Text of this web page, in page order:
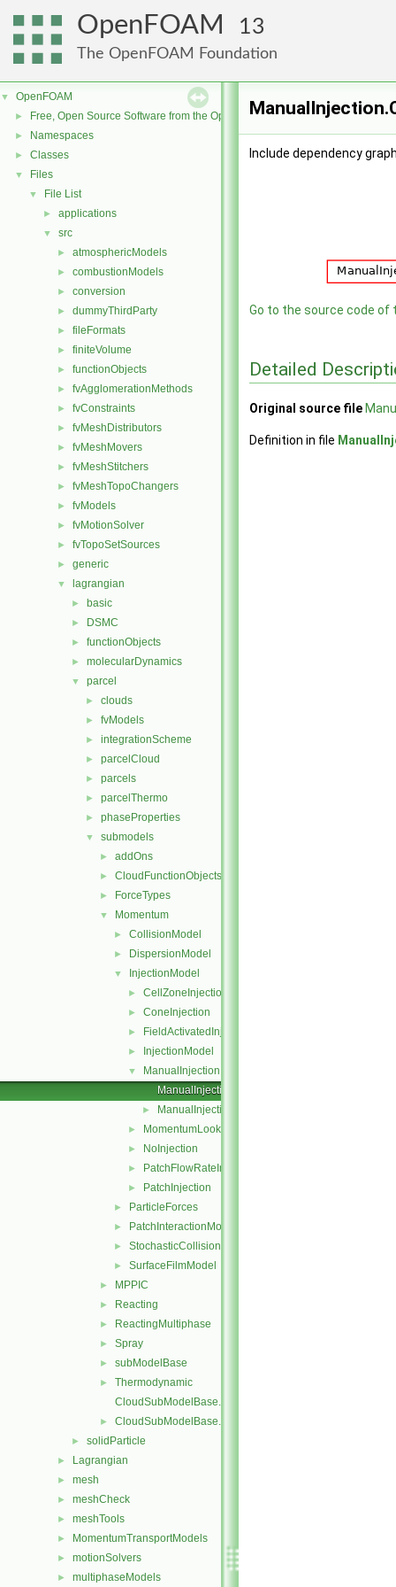
OpenFOAM 13
The OpenFOAM Foundation
▼ OpenFOAM
► Free, Open Source Software from the OpenFOAM Foundation
► Namespaces
► Classes
▼ Files
▼ File List
► applications
▼ src
► atmosphericModels
► combustionModels
► conversion
► dummyThirdParty
► fileFormats
► finiteVolume
► functionObjects
► fvAgglomerationMethods
► fvConstraints
► fvMeshDistributors
► fvMeshMovers
► fvMeshStitchers
► fvMeshTopoChangers
► fvModels
► fvMotionSolver
► fvTopoSetSources
► generic
▼ lagrangian
► basic
► DSMC
► functionObjects
► molecularDynamics
▼ parcel
► clouds
► fvModels
► integrationScheme
► parcelCloud
► parcels
► parcelThermo
► phaseProperties
▼ submodels
► addOns
► CloudFunctionObjects
► ForceTypes
▼ Momentum
► CollisionModel
► DispersionModel
▼ InjectionModel
► CellZoneInjection
► ConeInjection
► FieldActivatedInjection
► InjectionModel
▼
ManualInjection
ManualInjection.C
► ManualInjection.H
► MomentumLookupTableInjection
► NoInjection
► PatchFlowRateInjection
► PatchInjection
► ParticleForces
► PatchInteractionModel
► StochasticCollision
► SurfaceFilmModel
► MPPIC
► Reacting
► ReactingMultiphase
► Spray
► subModelBase
►
Thermodynamic
CloudSubModelBase.C
► CloudSubModelBase.H
► solidParticle
► Lagrangian
► mesh
► meshCheck
► meshTools
► MomentumTransportModels
► motionSolvers
► multiphaseModels
Include dependency
Go to the source code of
Detailed
Original source file
Definition in file